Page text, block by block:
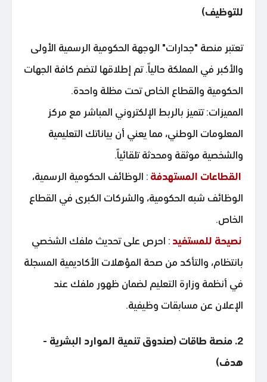
للتوظيف)
تعتبر منصة "جدارات" الوجهة الحكومية الرسمية الأولى
والأكبر في المملكة حالياً. تم إطلاقها لتضم كافة الجهات
الحكومية والقطاع الخاص تحت مظلة واحدة.
المميزات: تتميز بالربط الإلكتروني المباشر مع مركز
المعلومات الوطني، مما يعني أن بياناتك التعليمية
والشخصية موثقة ومحدثة تلقائياً.
القطاعات المستهدفة : الوظائف الحكومية الرسمية،
الوظائف شبه الحكومية، والشركات الكبرى في القطاع
الخاص.
نصيحة للمستفيد : احرص على تحديث ملفك الشخصي
بانتظام، والتأكد من صحة المؤهلات الأكاديمية المسجلة
في أنظمة وزارة التعليم لضمان ظهور ملفك عند
الإعلان عن مسابقات وظيفية.
2. منصة طاقات (صندوق تنمية الموارد البشرية -
هدف)